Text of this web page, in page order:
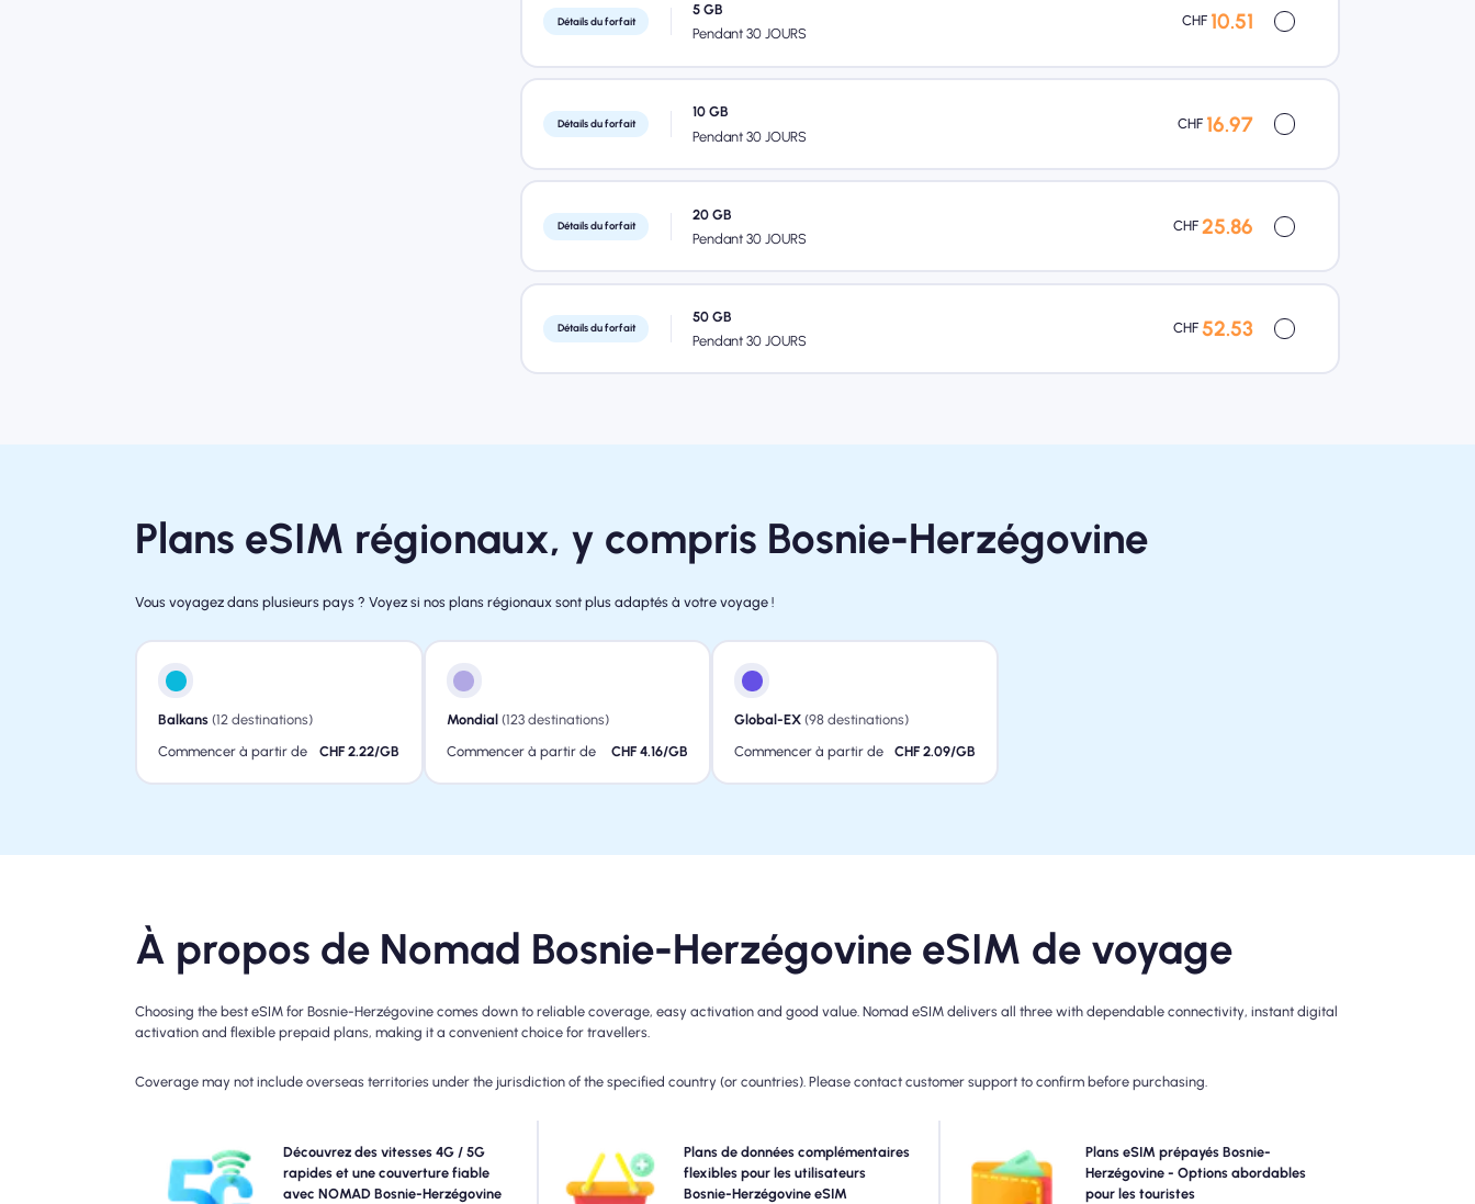
Détails du forfait
5 GB
Pendant 30 JOURS
CHF 10.51
Détails du forfait
10 GB
Pendant 30 JOURS
CHF 16.97
Détails du forfait
20 GB
Pendant 30 JOURS
CHF 25.86
Détails du forfait
50 GB
Pendant 30 JOURS
CHF 52.53
Plans eSIM régionaux, y compris Bosnie-Herzégovine
Vous voyagez dans plusieurs pays ? Voyez si nos plans régionaux sont plus adaptés à votre voyage !
Balkans (12 destinations)
Commencer à partir de
CHF 2.22/GB
Mondial(123 destinations)
Commencer à partir de
CHF 4.16/GB
Global-EX (98 destinations)
Commencer à partir de
CHF 2.09/GB
À propos de Nomad Bosnie-Herzégovine eSIM de voyage
Choosing the best eSIM for Bosnie-Herzégovine comes down to reliable coverage, easy activation and good value. Nomad eSIM delivers all three with dependable connectivity, instant digital
activation and flexible prepaid plans, making it a convenient choice for travellers.
Coverage may not include overseas territories under the jurisdiction of the specified country (or countries). Please contact customer support to confirm before purchasing.
Découvrez des vitesses 4G / 5G
rapides et une couverture fiable
avec NOMAD Bosnie-Herzégovine
Découvrez la connectivité 4G avec le forfait eSIM 5G,
4G. Veuillez vérifier les détails de votre plan pour la
disponibilité et la vitesse spécifiques du réseau, car la
Plans de données complémentaires
flexibles pour les utilisateurs
Bosnie-Herzégovine eSIM
Besoin de plus de données ou étendant votre plan?
Achetez simplement un module complémentaire à votre
Bosnie-Herzégovine eSIM pour continuer à profiter d'une
Plans eSIM prépayés Bosnie-
Herzégovine - Options abordables
pour les touristes
Choisissez nos plans eSIM prépayés Bosnie-Herzégovine
pour la connectivité 4G / 5G sans tracas. Payez
d'avance pour éviter les surprises de facturation post-